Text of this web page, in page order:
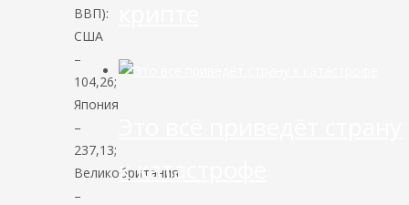
ВВП):
США
–
104,26;
Япония
–
237,13;
Великобритания
–
к катастрофе